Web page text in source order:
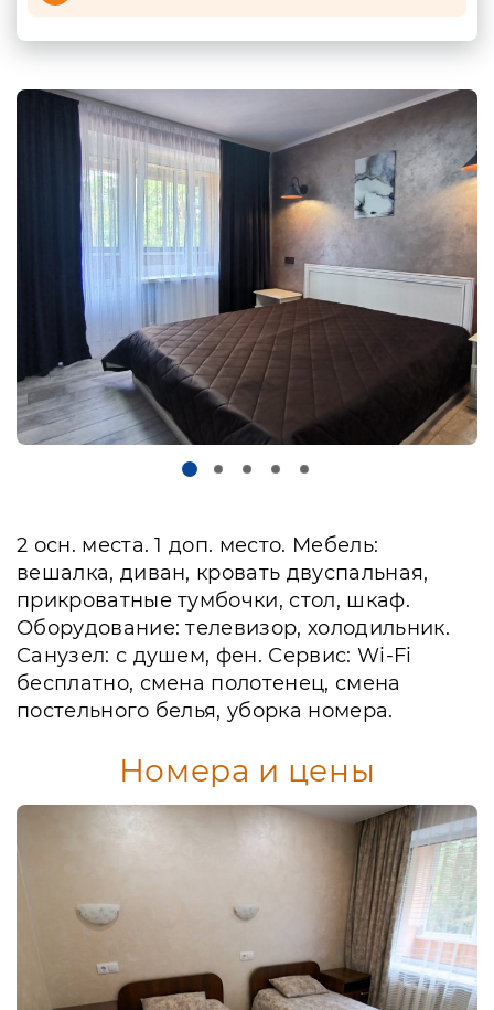
2 осн. места. 1 доп. место. Мебель:
вешалка, диван, кровать двуспальная,
прикроватные тумбочки, стол, шкаф.
Оборудование: телевизор, холодильник.
Санузел: с душем, фен. Сервис: Wi-Fi
бесплатно, смена полотенец, смена
постельного белья, уборка номера.
Номера и цены